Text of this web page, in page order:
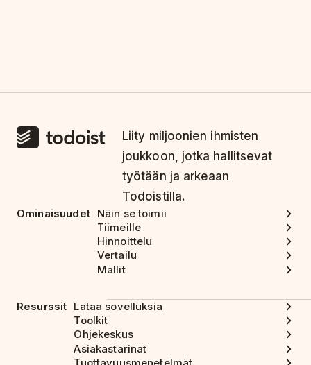
Liity miljoonien ihmisten
joukkoon, jotka hallitsevat
työtään ja arkeaan
Todoistilla.
Ominaisuudet Näin se toimii
Tiimeille
Hinnoittelu
Vertailu
Mallit
Resurssit Lataa sovelluksia
Toolkit
Ohjekeskus
Asiakastarinat